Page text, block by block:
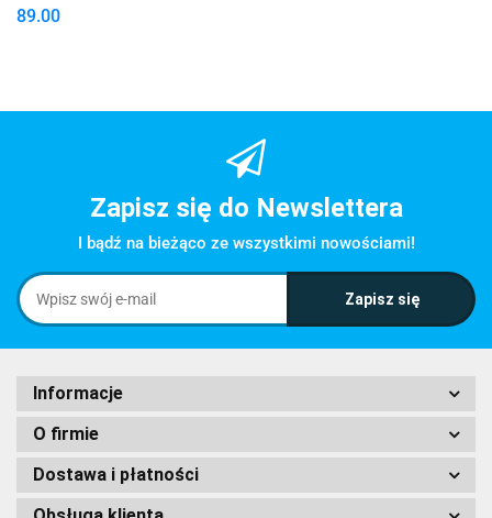
89.00
Zapisz się do Newslettera
I bądź na bieżąco ze wszystkimi nowościami!
Informacje
O firmie
Dostawa i płatności